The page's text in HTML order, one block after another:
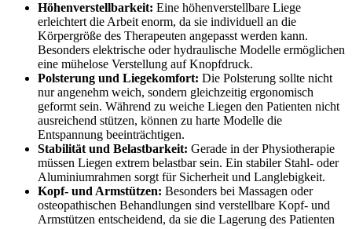
Höhenverstellbarkeit: Eine höhenverstellbare Liege
erleichtert die Arbeit enorm, da sie individuell an die
Körpergröße des Therapeuten angepasst werden kann.
Besonders elektrische oder hydraulische Modelle ermöglichen
eine mühelose Verstellung auf Knopfdruck.
Polsterung und Liegekomfort: Die Polsterung sollte nicht
nur angenehm weich, sondern gleichzeitig ergonomisch
geformt sein. Während zu weiche Liegen den Patienten nicht
ausreichend stützen, können zu harte Modelle die
Entspannung beeinträchtigen.
Stabilität und Belastbarkeit: Gerade in der Physiotherapie
müssen Liegen extrem belastbar sein. Ein stabiler Stahl- oder
Aluminiumrahmen sorgt für Sicherheit und Langlebigkeit.
Kopf- und Armstützen: Besonders bei Massagen oder
osteopathischen Behandlungen sind verstellbare Kopf- und
Armstützen entscheidend, da sie die Lagerung des Patienten